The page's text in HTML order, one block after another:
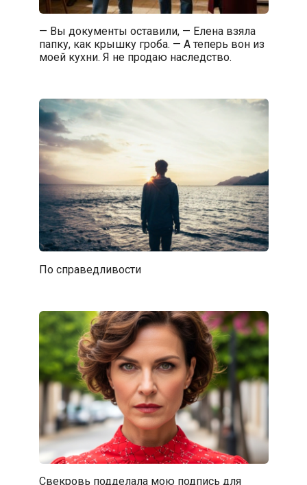
— Вы документы оставили, — Елена взяла
папку, как крышку гроба. — А теперь вон из
моей кухни. Я не продаю наследство.
По справедливости
Свекровь подделала мою подпись для